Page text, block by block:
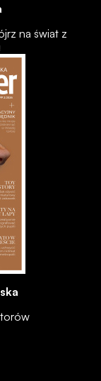
na świat z